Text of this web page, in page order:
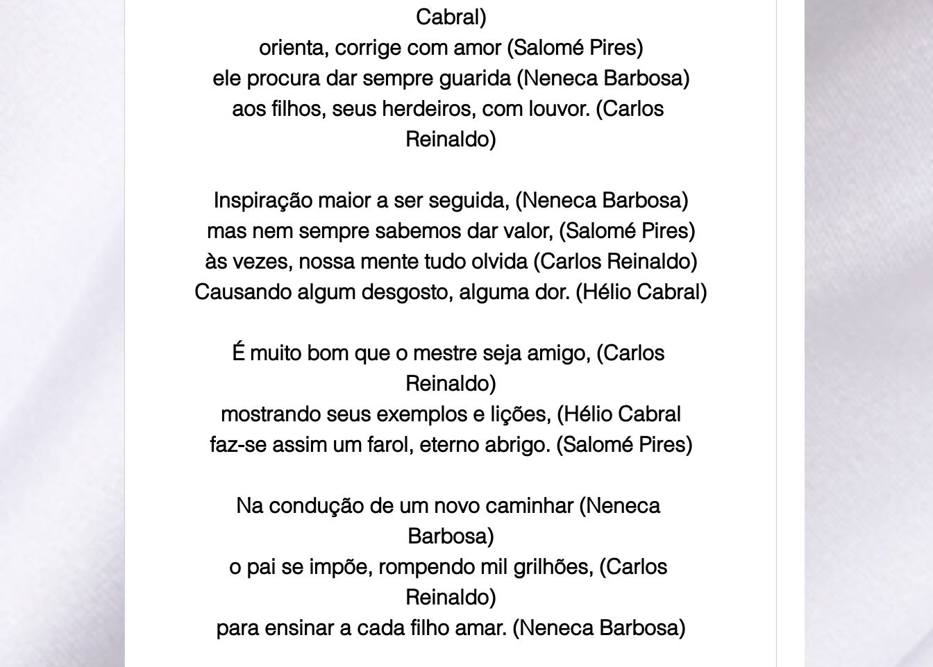
Cabral)
orienta, corrige com amor (Salomé Pires)
ele procura dar sempre guarida (Neneca Barbosa)
aos filhos, seus herdeiros, com louvor. (Carlos
Reinaldo)
Inspiração maior a ser seguida, (Neneca Barbosa)
mas nem sempre sabemos dar valor, (Salomé Pires)
às vezes, nossa mente tudo olvida (Carlos Reinaldo)
Causando algum desgosto, alguma dor. (Hélio Cabral)
É muito bom que o mestre seja amigo, (Carlos
Reinaldo)
mostrando seus exemplos e lições, (Hélio Cabral
faz-se assim um farol, eterno abrigo. (Salomé Pires)
Na condução de um novo caminhar (Neneca
Barbosa)
o pai se impõe, rompendo mil grilhões, (Carlos
Reinaldo)
para ensinar a cada filho amar. (Neneca Barbosa)